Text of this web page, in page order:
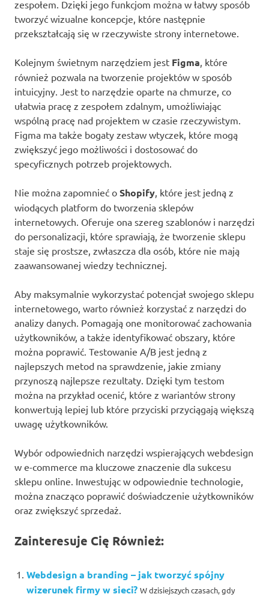
zespołem. Dzięki jego funkcjom można w łatwy sposób
tworzyć wizualne koncepcje, które następnie
przekształcają się w rzeczywiste strony internetowe.
Kolejnym świetnym narzędziem jest Figma, które
również pozwala na tworzenie projektów w sposób
intuicyjny. Jest to narzędzie oparte na chmurze, co
ułatwia pracę z zespołem zdalnym, umożliwiając
wspólną pracę nad projektem w czasie rzeczywistym.
Figma ma także bogaty zestaw wtyczek, które mogą
zwiększyć jego możliwości i dostosować do
specyficznych potrzeb projektowych.
Nie można zapomnieć o Shopify, które jest jedną z
wiodących platform do tworzenia sklepów
internetowych. Oferuje ona szereg szablonów i narzędzi
do personalizacji, które sprawiają, że tworzenie sklepu
staje się prostsze, zwłaszcza dla osób, które nie mają
zaawansowanej wiedzy technicznej.
Aby maksymalnie wykorzystać potencjał swojego sklepu
internetowego, warto również korzystać z narzędzi do
analizy danych. Pomagają one monitorować zachowania
użytkowników, a także identyfikować obszary, które
można poprawić. Testowanie A/B jest jedną z
najlepszych metod na sprawdzenie, jakie zmiany
przynoszą najlepsze rezultaty. Dzięki tym testom
można na przykład ocenić, które z wariantów strony
konwertują lepiej lub które przyciski przyciągają większą
uwagę użytkowników.
Wybór odpowiednich narzędzi wspierających webdesign
w e-commerce ma kluczowe znaczenie dla sukcesu
sklepu online. Inwestując w odpowiednie technologie,
można znacząco poprawić doświadczenie użytkowników
oraz zwiększyć sprzedaż.
Zainteresuje Cię Również:
Webdesign a branding – jak tworzyć spójny
wizerunek firmy w sieci? W dzisiejszych czasach, gdy